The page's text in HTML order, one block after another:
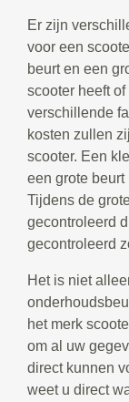
Er zijn
voor een
beurt en een
scooter heeft
verschillende
kosten zullen
scooter. Een
een grote
Tijdens de
gecontroleerd
gecontroleerd
Het is niet
het merk
om al uw
direct kunnen
weet u direct